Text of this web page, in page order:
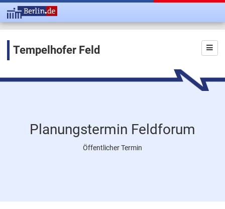
Tempelhofer Feld
Planungstermin Feldforum
Öffentlicher Termin